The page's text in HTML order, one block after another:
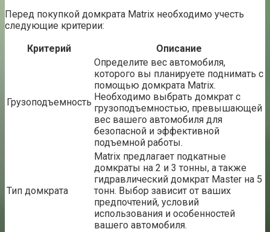
Перед покупкой домкрата Matrix необходимо учесть
следующие критерии:
Критерий
Описание
Грузоподъемность
Определите вес автомобиля,
которого вы планируете поднимать с
помощью домкрата Matrix.
Необходимо выбрать домкрат с
грузоподъемностью, превышающей
вес вашего автомобиля для
безопасной и эффективной
подъемной работы.
Тип домкрата
Matrix предлагает подкатные
домкраты на 2 и 3 тонны, а также
гидравлический домкрат Master на 5
тонн. Выбор зависит от ваших
предпочтений, условий
использования и особенностей
вашего автомобиля.